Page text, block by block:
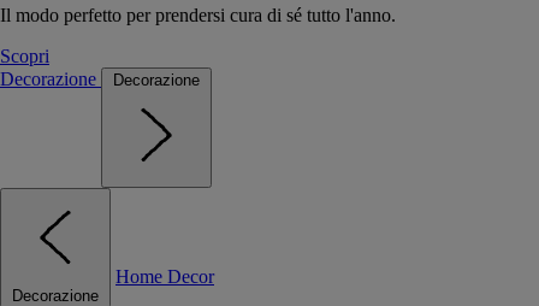
Il modo perfetto per prendersi cura di sé tutto l'anno.
Scopri
Decorazione
Decorazione
Decorazione
Home Decor